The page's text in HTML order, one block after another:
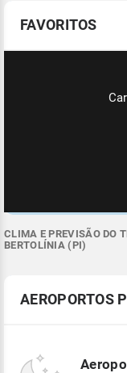
FAVORITOS
CLIMA E PREVISÃO DO
BERTOLÍNIA (PI)
AEROPORTOS